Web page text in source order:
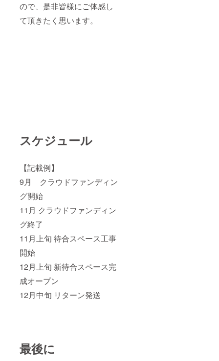
ので、是非皆様にご体感し
て頂きたく思います。
スケジュール
【記載例】
9月 クラウドファンディン
グ開始
11月 クラウドファンディン
グ終了
11月上旬 待合スペース工事
開始
12月上旬 新待合スペース完
成オープン
12月中旬 リターン発送
最後に